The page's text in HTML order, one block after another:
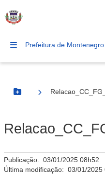
Prefeitura de Montenegro
Botão Menu
Publicação: 03/01/2025 08h52
Última modificação: 03/01/2025